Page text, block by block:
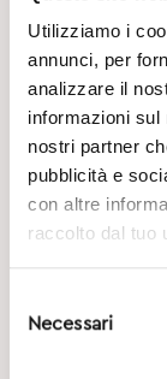
Utilizziamo i
annunci, per
analizzare il
informazioni
nostri partner
pubblicità e
con altre
raccolto dal tuo
delNecessari